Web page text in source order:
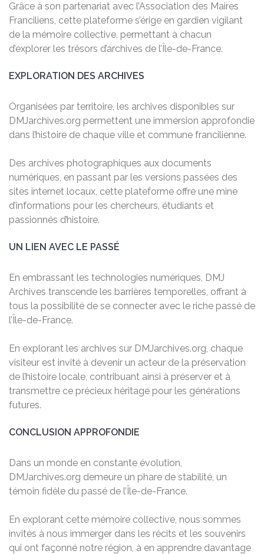
Grâce à son partenariat avec l’Association des Maires
Franciliens, cette plateforme s’érige en gardien vigilant
de la mémoire collective, permettant à chacun
d’explorer les trésors d’archives de l’Île-de-France.
EXPLORATION DES ARCHIVES
Organisées par territoire, les archives disponibles sur
DMJarchives.org permettent une immersion approfondie
dans l’histoire de chaque ville et commune francilienne.
Des archives photographiques aux documents
numériques, en passant par les versions passées des
sites internet locaux, cette plateforme offre une mine
d’informations pour les chercheurs, étudiants et
passionnés d’histoire.
UN LIEN AVEC LE PASSÉ
En embrassant les technologies numériques, DMJ
Archives transcende les barrières temporelles, offrant à
tous la possibilité de se connecter avec le riche passé de
l’Île-de-France.
En explorant les archives sur DMJarchives.org, chaque
visiteur est invité à devenir un acteur de la préservation
de l’histoire locale, contribuant ainsi à préserver et à
transmettre ce précieux héritage pour les générations
futures.
CONCLUSION APPROFONDIE
Dans un monde en constante évolution,
DMJarchives.org demeure un phare de stabilité, un
témoin fidèle du passé de l’Île-de-France.
En explorant cette mémoire collective, nous sommes
invités à nous immerger dans les récits et les souvenirs
qui ont façonné notre région, à en apprendre davantage